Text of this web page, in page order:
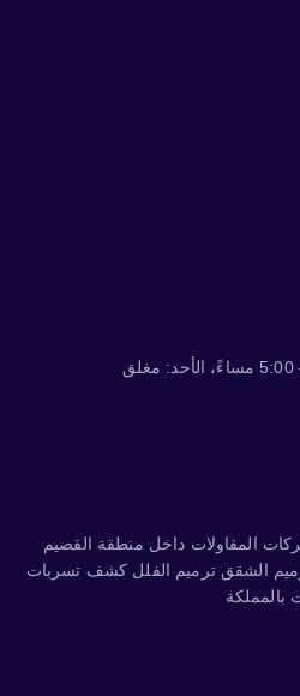
المقاولات داخل منطقة القصيم
الشقق ترميم الفلل كشف تسربات
بالمملكة